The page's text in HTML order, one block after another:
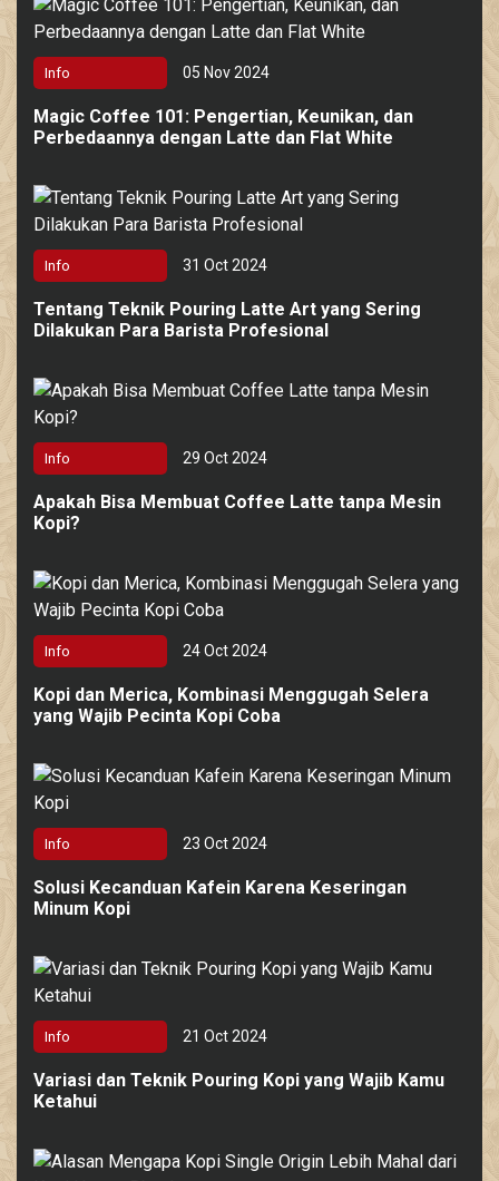
Info 05 Nov 2024
Magic Coffee 101: Pengertian, Keunikan, dan
Perbedaannya dengan Latte dan Flat White
Info 31 Oct 2024
Tentang Teknik Pouring Latte Art yang Sering
Dilakukan Para Barista Profesional
Info 29 Oct 2024
Apakah Bisa Membuat Coffee Latte tanpa Mesin
Kopi?
Info 24 Oct 2024
Kopi dan Merica, Kombinasi Menggugah Selera
yang Wajib Pecinta Kopi Coba
Info 23 Oct 2024
Solusi Kecanduan Kafein Karena Keseringan
Minum Kopi
Info 21 Oct 2024
Variasi dan Teknik Pouring Kopi yang Wajib Kamu
Ketahui